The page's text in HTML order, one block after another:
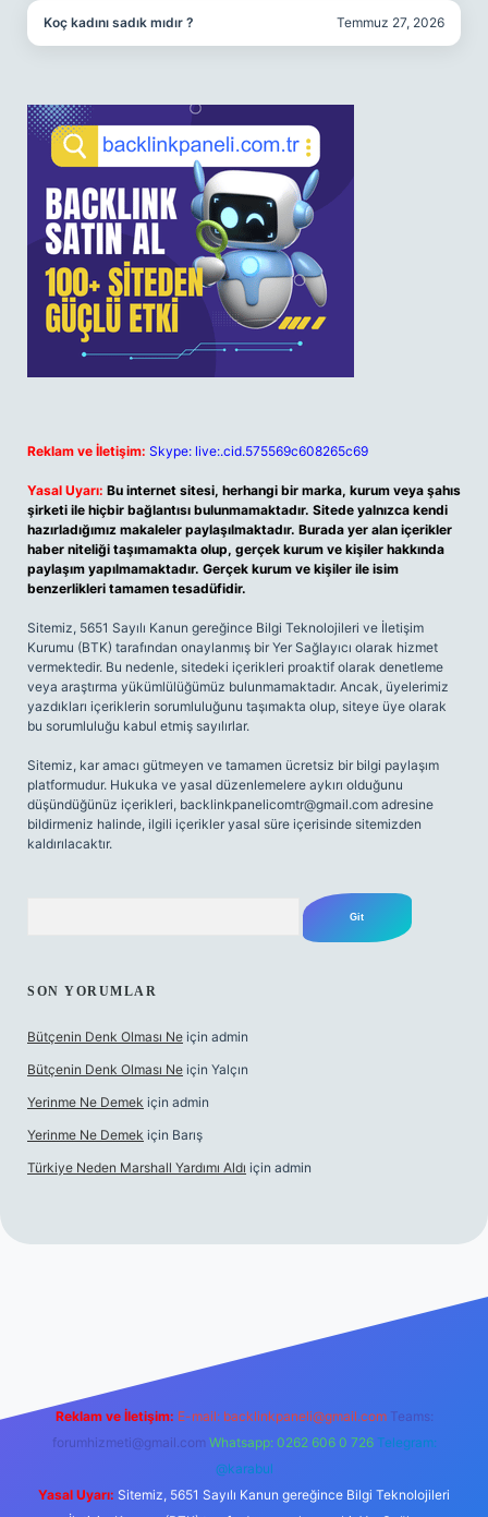
Koç kadını sadık mıdır ? Temmuz 27, 2026
Reklam ve İletişim: Skype: live:.cid.575569c608265c69
Yasal Uyarı: Bu internet sitesi, herhangi bir marka, kurum veya şahıs
şirketi ile hiçbir bağlantısı bulunmamaktadır. Sitede yalnızca kendi
hazırladığımız makaleler paylaşılmaktadır. Burada yer alan içerikler
haber niteliği taşımamakta olup, gerçek kurum ve kişiler hakkında
paylaşım yapılmamaktadır. Gerçek kurum ve kişiler ile isim
benzerlikleri tamamen tesadüfidir.
Sitemiz, 5651 Sayılı Kanun gereğince Bilgi Teknolojileri ve İletişim
Kurumu (BTK) tarafından onaylanmış bir Yer Sağlayıcı olarak hizmet
vermektedir. Bu nedenle, sitedeki içerikleri proaktif olarak denetleme
veya araştırma yükümlülüğümüz bulunmamaktadır. Ancak, üyelerimiz
yazdıkları içeriklerin sorumluluğunu taşımakta olup, siteye üye olarak
bu sorumluluğu kabul etmiş sayılırlar.
Sitemiz, kar amacı gütmeyen ve tamamen ücretsiz bir bilgi paylaşım
platformudur. Hukuka ve yasal düzenlemelere aykırı olduğunu
düşündüğünüz içerikleri, backlinkpanelicomtr@gmail.com adresine
bildirmeniz halinde, ilgili içerikler yasal süre içerisinde sitemizden
kaldırılacaktır.
SON YORUMLAR
Bütçenin Denk Olması Ne için admin
Bütçenin Denk Olması Ne için Yalçın
Yerinme Ne Demek için admin
Yerinme Ne Demek için Barış
Türkiye Neden Marshall Yardımı Aldı için admin
Reklam ve İletişim: E-mail: backlinkpaneli@gmail.com Teams:
forumhizmeti@gmail.com Whatsapp: 0262 606 0 726 Telegram:
@karabul
Yasal Uyarı: Sitemiz, 5651 Sayılı Kanun gereğince Bilgi Teknolojileri